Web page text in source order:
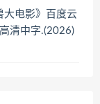
大电影》百度云
清中字.(2026)